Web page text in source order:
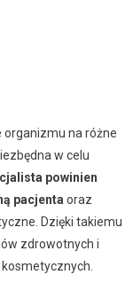
organizmu na różne
w celu
powinien
pacjenta oraz
Dzięki takiemu
zdrowotnych i